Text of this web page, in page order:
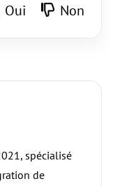
Oui Non
spécialisé
de